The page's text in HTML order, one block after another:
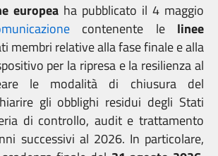
europea ha pubblicato il 4 maggio
contenente le linee
membri relative alla fase finale e alla
per la ripresa e la resilienza al
le modalità di chiusura del
gli obblighi residui degli Stati
di controllo, audit e trattamento
successivi al 2026. In particolare,